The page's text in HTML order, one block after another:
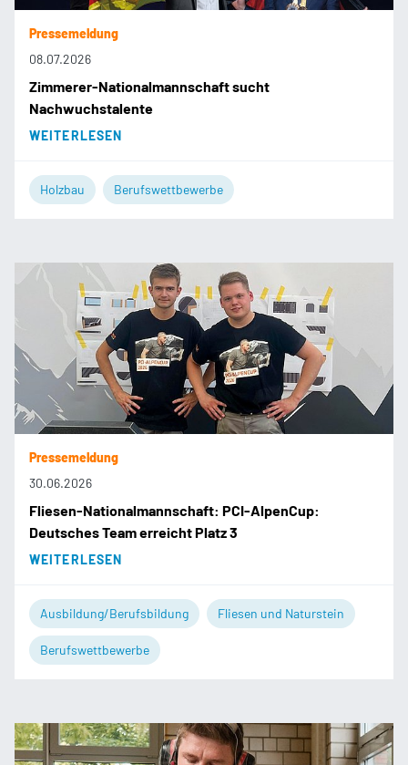
Pressemeldung
08.07.2026
Zimmerer-Nationalmannschaft sucht
Nachwuchstalente
WEITERLESEN
Holzbau Berufswettbewerbe
Pressemeldung
30.06.2026
Fliesen-Nationalmannschaft: PCI-AlpenCup:
Deutsches Team erreicht Platz 3
WEITERLESEN
Ausbildung/Berufsbildung Fliesen und Naturstein
Berufswettbewerbe